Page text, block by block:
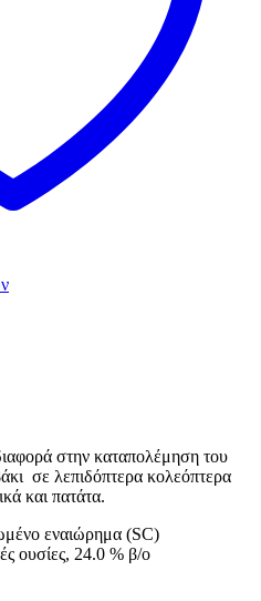
στην καταπολέμηση του
σε λεπιδόπτερα κολεόπτερα
και πατάτα.
εναιώρημα (SC)
ουσίες, 24.0 % β/ο